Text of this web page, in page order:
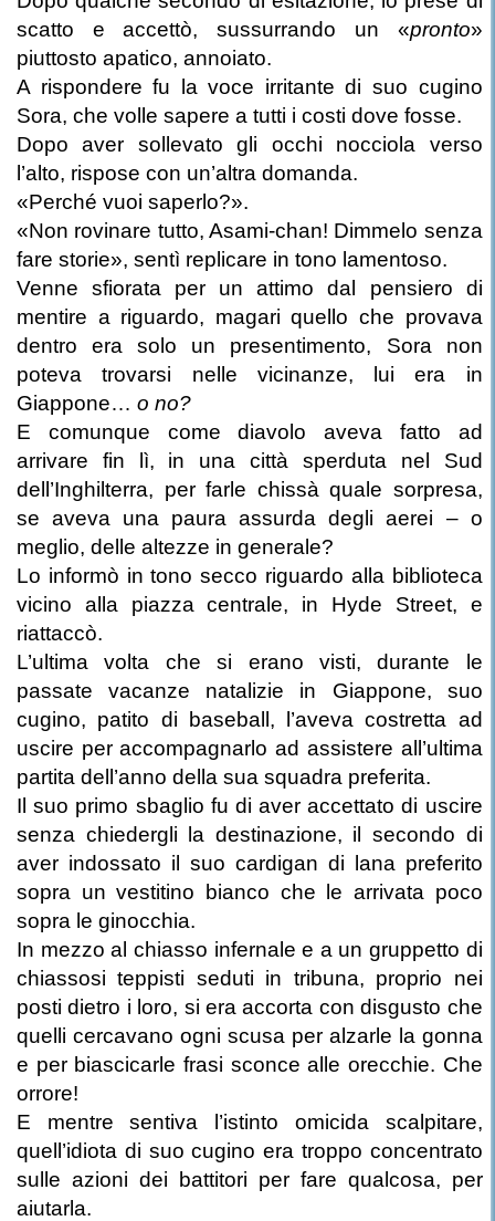
scatto e accettò, sussurrando un «pronto»
piuttosto apatico, annoiato.
A rispondere fu la voce irritante di suo cugino
Sora, che volle sapere a tutti i costi dove fosse.
Dopo aver sollevato gli occhi nocciola verso
l’alto, rispose con un’altra domanda.
«Perché vuoi saperlo?».
«Non rovinare tutto, Asami-chan! Dimmelo senza
fare storie», sentì replicare in tono lamentoso.
Venne sfiorata per un attimo dal pensiero di
mentire a riguardo, magari quello che provava
dentro era solo un presentimento, Sora non
poteva trovarsi nelle vicinanze, lui era in
Giappone… o no?
E comunque come diavolo aveva fatto ad
arrivare fin lì, in una città sperduta nel Sud
dell’Inghilterra, per farle chissà quale sorpresa,
se aveva una paura assurda degli aerei – o
meglio, delle altezze in generale?
Lo informò in tono secco riguardo alla biblioteca
vicino alla piazza centrale, in Hyde Street, e
riattaccò.
L’ultima volta che si erano visti, durante le
passate vacanze natalizie in Giappone, suo
cugino, patito di baseball, l’aveva costretta ad
uscire per accompagnarlo ad assistere all’ultima
partita dell’anno della sua squadra preferita.
Il suo primo sbaglio fu di aver accettato di uscire
senza chiedergli la destinazione, il secondo di
aver indossato il suo cardigan di lana preferito
sopra un vestitino bianco che le arrivata poco
sopra le ginocchia.
In mezzo al chiasso infernale e a un gruppetto di
chiassosi teppisti seduti in tribuna, proprio nei
posti dietro i loro, si era accorta con disgusto che
quelli cercavano ogni scusa per alzarle la gonna
e per biascicarle frasi sconce alle orecchie. Che
orrore!
E mentre sentiva l’istinto omicida scalpitare,
quell’idiota di suo cugino era troppo concentrato
sulle azioni dei battitori per fare qualcosa, per
aiutarla.